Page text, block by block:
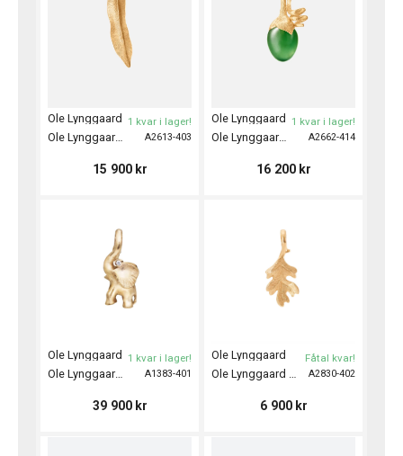
A2613-403
Ole Lynggaard
Ole Lynggaard Pendant Leaves Small
1 kvar i lager!
15 900 kr
A2662-414
Ole Lynggaard
Ole Lynggaard Pendant Sprout Lotus
1 kvar i lager!
16 200 kr
A1383-401
Ole Lynggaard
Ole Lynggaard Charm Elephant Sweet
1 kvar i lager!
39 900 kr
A2830-402
Ole Lynggaard
Fåtal kvar!
6 900 kr